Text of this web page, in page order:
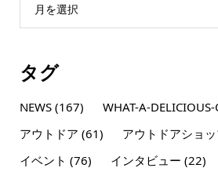
月を選択
タグ
NEWS(167) WHAT-A-
アウトドア (61) アウトドアショ
イベント (76) インタビュー (22)